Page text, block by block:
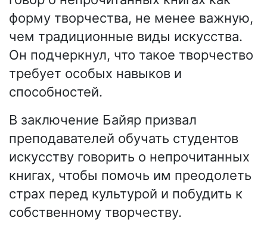
форму творчества, не менее важную,
чем традиционные виды искусства.
Он подчеркнул, что такое творчество
требует особых навыков и
способностей.
В заключение Байяр призвал
преподавателей обучать студентов
искусству говорить о непрочитанных
книгах, чтобы помочь им преодолеть
страх перед культурой и побудить к
собственному творчеству.